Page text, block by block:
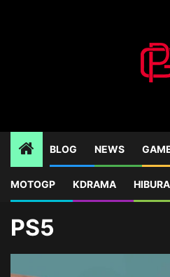
BLOG NEWS
MOTOGP KDRAMA
Home Blog PS5 Page 2
PS5